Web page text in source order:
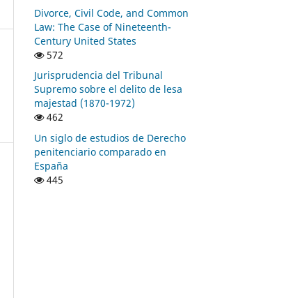
Divorce, Civil Code, and Common
Law: The Case of Nineteenth-
Century United States
572
Jurisprudencia del Tribunal
Supremo sobre el delito de lesa
majestad (1870-1972)
462
Un siglo de estudios de Derecho
penitenciario comparado en
España
445